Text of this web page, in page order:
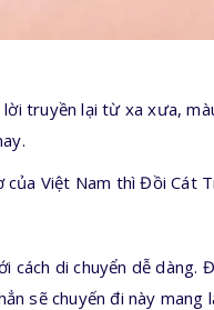
truyền lại từ xa xưa,
Việt Nam thì Đồi Cát
di chuyển dễ
sẽ chuyến đi này